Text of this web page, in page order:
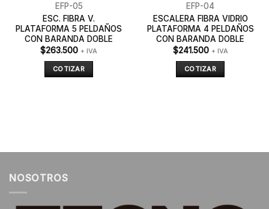
EFP-05
ESC. FIBRA V.
PLATAFORMA 5 PELDAÑOS
CON BARANDA DOBLE
$263.500 + IVA
COTIZAR
EFP-04
ESCALERA FIBRA VIDRIO
PLATAFORMA 4 PELDAÑOS
CON BARANDA DOBLE
$241.500 + IVA
COTIZAR
NOSOTROS